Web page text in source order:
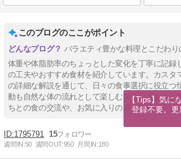
このブログのここがポイント
バラエティ豊かな料理とこだわ
体重や体脂肪率のちょっとした変化を丁寧に記録
の工夫やおすすめ食材を紹介しています。カスタ
の詳細な解説を通じて、日々の食事選択に役立つ
動も自然な体の流れとして楽しむスタンスを示し
ちとの食の交流や、お気に入りの店や商品紹介も
1795791 15
週間IN:50 週間OUT:950 月間IN:180
【Tips】気に
登録不要。更